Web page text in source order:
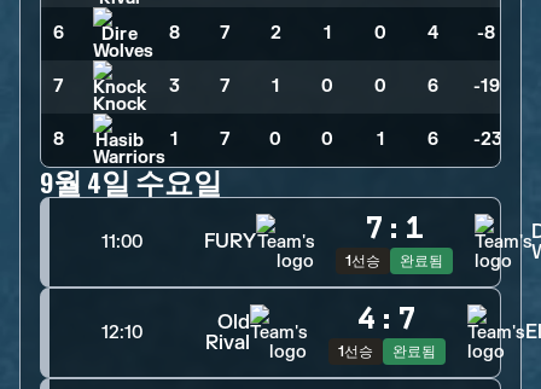
6 8 7 2 1 0 4 -8
7 3 7 1 0 0 6 -19
8 1 7 0 0 1 6 -23
9월 4일 수요일
11:00 FURY 7 : 1
1선승 완료됨
12:10
Old
Rival
4 : 7
1선승 완료됨